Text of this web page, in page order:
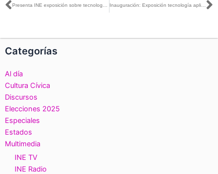
Ant Inauguración: Exposición tecnología aplicada para Procesos Electorales y de Participación Ciudadana.
Categorías
Al día
Cultura Cívica
Discursos
Elecciones 2025
Especiales
Estados
Multimedia
INE TV
INE Radio